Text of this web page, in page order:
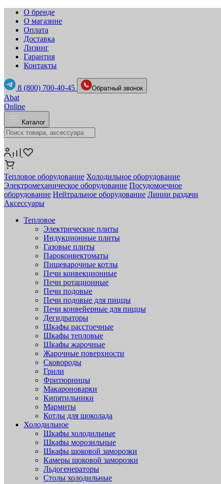
О бренде
О магазине
Оплата
Доставка
Лизинг
Гарантия
Контакты
8 (800) 700-40-45 Обратный звонок
Abat
Online
Каталог
Тепловое оборудование Холодильное оборудование
Электромеханическое оборудование Посудомоечное
оборудование Нейтральное оборудование Линии раздачи
Аксессуары
Тепловое
Электрические плиты
Индукционные плиты
Газовые плиты
Пароконвектоматы
Пищеварочные котлы
Печи конвекционные
Печи ротационные
Печи подовые
Печи подовые для пиццы
Печи конвейерные для пиццы
Дегидраторы
Шкафы расстоечные
Шкафы тепловые
Шкафы жарочные
Жарочные поверхности
Сковороды
Грили
Фритюрницы
Макароноварки
Кипятильники
Мармиты
Котлы для шоколада
Холодильное
Шкафы холодильные
Шкафы морозильные
Шкафы шоковой заморозки
Камеры шоковой заморозки
Льдогенераторы
Столы холодильные